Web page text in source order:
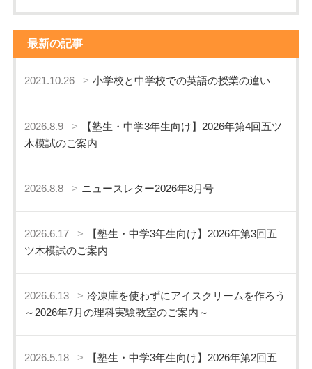
最新の記事
2021.10.26 小学校と中学校での英語の授業の違い
2026.8.9
【塾生・中学3年生向け】2026年第4回五ツ
木模試のご案内
2026.8.8 ニュースレター2026年8月号
2026.6.17
【塾生・中学3年生向け】2026年第3回五
ツ木模試のご案内
2026.6.13
冷凍庫を使わずにアイスクリームを作ろう
～2026年7月の理科実験教室のご案内～
2026.5.18
【塾生・中学3年生向け】2026年第2回五